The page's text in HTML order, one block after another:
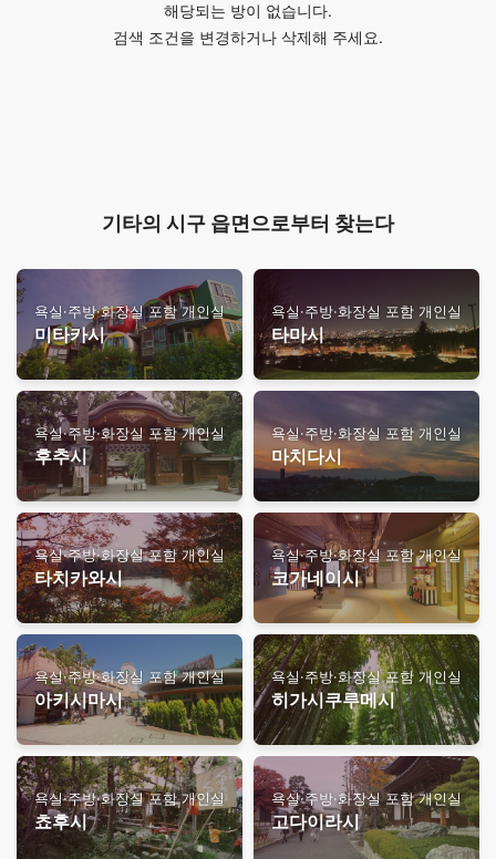
해당되는 방이 없습니다.
검색 조건을 변경하거나 삭제해 주세요.
기타의 시구 읍면으로부터 찾는다
욕실·주방·화장실 포함 개인실
미타카시
욕실·주방·화장실 포함 개인실
타마시
욕실·주방·화장실 포함 개인실
후추시
욕실·주방·화장실 포함 개인실
마치다시
욕실·주방·화장실 포함 개인실
타치카와시
욕실·주방·화장실 포함 개인실
코가네이시
욕실·주방·화장실 포함 개인실
아키시마시
욕실·주방·화장실 포함 개인실
히가시쿠루메시
욕실·주방·화장실 포함 개인실
쵸후시
욕실·주방·화장실 포함 개인실
고다이라시